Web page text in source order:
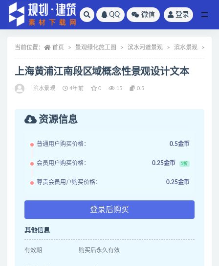
QQ 微信 登录
当前位置： 首页 景观绿化施工图 滨水河道景观 滨水景观
上海黄浦江南段区域概念性景观设计文本
滨水景观 4年前 0 15 0.5
资源信息
普通用户购买价格： 0.5金币
会员用户购买价格： 0.25金币 5折
尊贵会员用户购买价格： 0.25金币
登录后购买
其他信息
有效期 购买后永久有效
全部